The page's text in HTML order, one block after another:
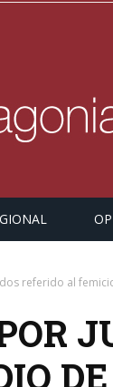
referido al
DE